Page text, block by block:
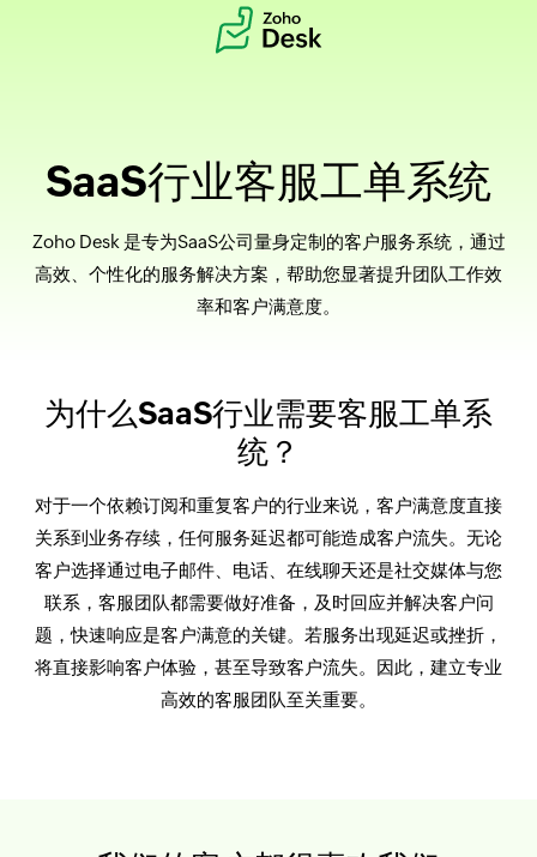
SaaS行业客服工单系统
Zoho Desk 是专为SaaS公司量身定制的客户服务系统，通过
高效、个性化的服务解决方案，帮助您显著提升团队工作效
率和客户满意度。
为什么SaaS行业需要客服工单系
统？
对于一个依赖订阅和重复客户的行业来说，客户满意度直接
关系到业务存续，任何服务延迟都可能造成客户流失。无论
客户选择通过电子邮件、电话、在线聊天还是社交媒体与您
联系，客服团队都需要做好准备，及时回应并解决客户问
题，快速响应是客户满意的关键。若服务出现延迟或挫折，
将直接影响客户体验，甚至导致客户流失。因此，建立专业
高效的客服团队至关重要。